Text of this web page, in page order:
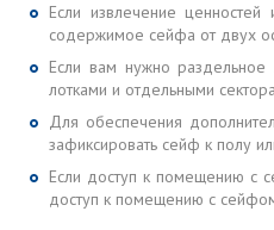
Если извлечение
содержимое сейфа от двух
Если вам нужно
лотками и отдельными
Для обеспечения
зафиксировать сейф к полу
Если доступ к помещению с
доступ к помещению с